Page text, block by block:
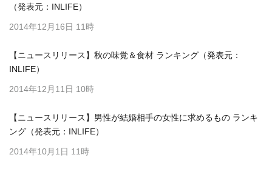
（発表元：INLIFE）
2014年12月16日 11時
【ニュースリリース】秋の味覚＆食材 ランキング（発表元：
INLIFE）
2014年12月11日 10時
【ニュースリリース】男性が結婚相手の女性に求めるもの ランキ
ング（発表元：INLIFE）
2014年10月1日 11時